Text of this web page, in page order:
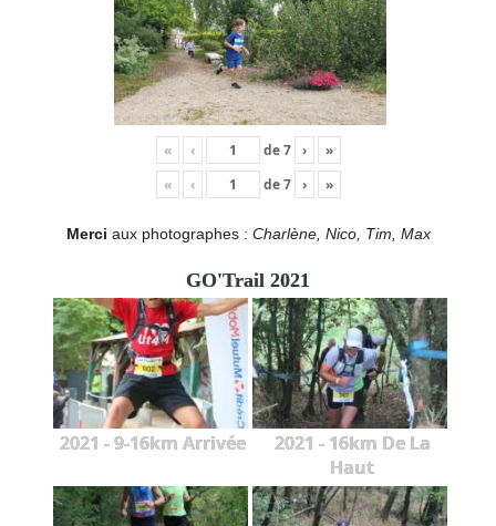
« ‹ de7 ›
»
«
‹ de7 › »
Merci aux photographes : Charlène, Nico, Tim, Max
GO'Trail 2021
2021 - 9-16km Arrivée
2021 - 16km De La
Haut